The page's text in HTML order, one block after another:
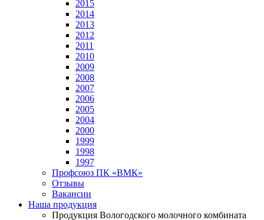
2015
2014
2013
2012
2011
2010
2009
2008
2007
2006
2005
2004
2000
1999
1998
1997
Профсоюз ПК «ВМК»
Отзывы
Вакансии
Наша продукция
Продукция Вологодского молочного комбината